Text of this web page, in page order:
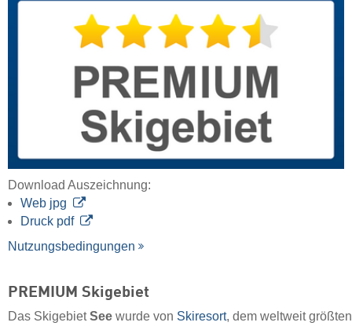
Download Auszeichnung:
Web jpg
Druck pdf
Nutzungsbedingungen
PREMIUM Skigebiet
Das SkigebietSee wurde von Skiresort, dem weltweit größten